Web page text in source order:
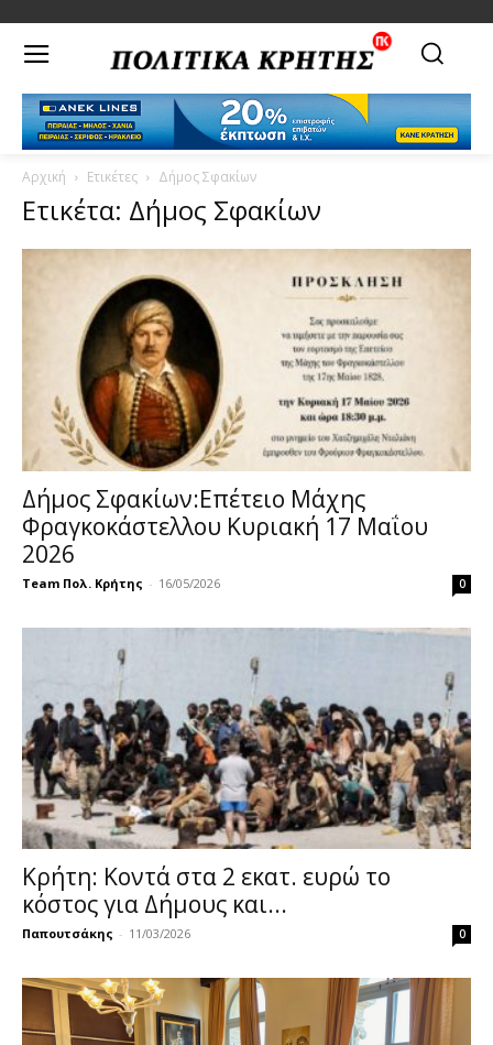
Αρχική Ετικέτες Δήμος Σφακίων
Ετικέτα: Δήμος Σφακίων
Δήμος Σφακίων:Επέτειο Μάχης
Φραγκοκάστελλου Κυριακή 17 Μαΐου
2026
Team Πολ. Κρήτης - 16/05/2026 0
Κρήτη: Κοντά στα 2 εκατ. ευρώ το
κόστος για Δήμους και...
Παπουτσάκης - 11/03/2026 0